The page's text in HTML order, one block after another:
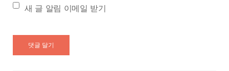
새 글 알림 이메일 받기